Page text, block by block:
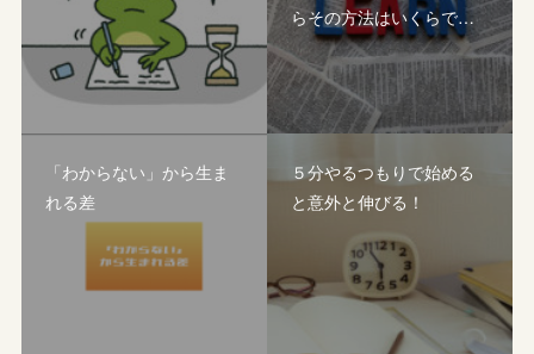
らその方法はいくらで…
「わからない」から生ま
れる差
５分やるつもりで始める
と意外と伸びる！